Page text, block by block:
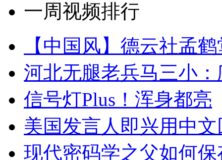
一周视频排行
【中国风】德云社孟
河北无腿老兵马三小
信号灯Plus！浑身都亮
美国发言人即兴用中
现代密码学之父如何